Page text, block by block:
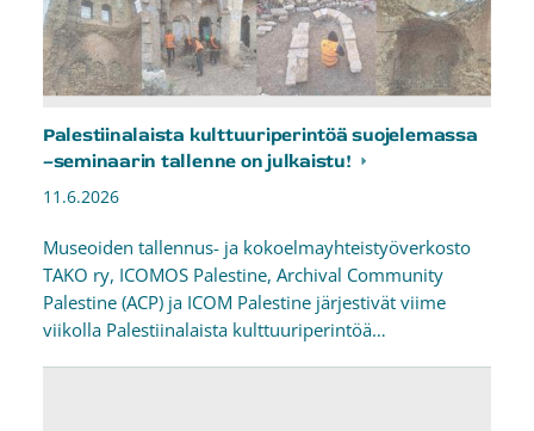
Palestiinalaista kulttuuriperintöä suojelemassa
–seminaarin tallenne on julkaistu!
11.6.2026
Museoiden tallennus- ja kokoelmayhteistyöverkosto
TAKO ry, ICOMOS Palestine, Archival Community
Palestine (ACP) ja ICOM Palestine järjestivät viime
viikolla Palestiinalaista kulttuuriperintöä…